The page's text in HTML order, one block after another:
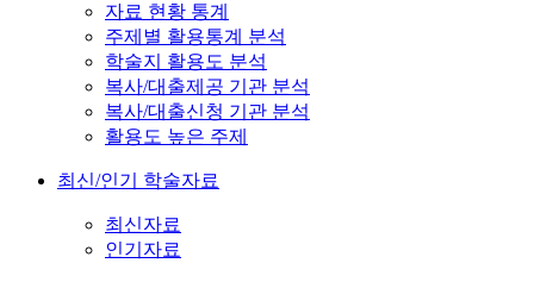
자료 현황 통계
주제별 활용통계 분석
학술지 활용도 분석
복사/대출제공 기관 분석
복사/대출신청 기관 분석
활용도 높은 주제
최신/인기 학술자료
최신자료
인기자료